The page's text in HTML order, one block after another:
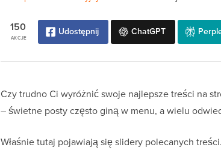
AKCJE
150 Udostępnij ChatGPT
Czy trudno Ci wyróżnić swoje najlepsze treści na
– świetne posty często giną w menu, a wielu
Właśnie tutaj pojawiają się slidery polecanych treści.